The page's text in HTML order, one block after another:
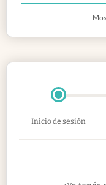
Inicio de sesión